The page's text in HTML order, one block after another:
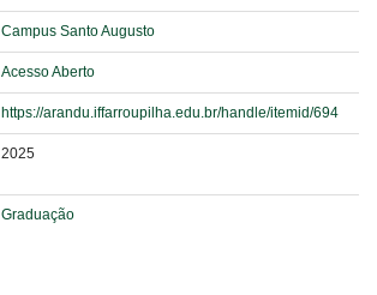
Campus Santo Augusto
Acesso Aberto
https://arandu.iffarroupilha.edu.br/handle/itemid/694
2025
Graduação